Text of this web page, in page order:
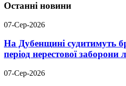
Останні новини
07-Сер-2026
На Дубенщині судитимуть
період нерестової заборони
07-Сер-2026